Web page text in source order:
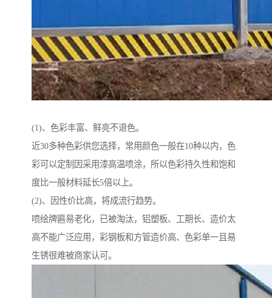
(1)、色彩丰富、鲜亮不退色。
近30多种色彩供您选择，常用颜色一般在10种以内，色
彩可以定制因采用漆高温喷涂，所以色彩持久性和饱和
度比一般材料延长5倍以上。
(2)、因性价比高，将成流行趋势。
喷绘牌匾易老化，已被淘汰，铝塑板、工期长、造价太
高不能广泛应用，彩钢板和方管造价高、色彩单一且易
生锈很难被商家认可。